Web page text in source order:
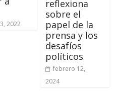
2022
reflexiona
sobre el
papel de la
prensa y los
desafíos
políticos
febrero 12,
2024